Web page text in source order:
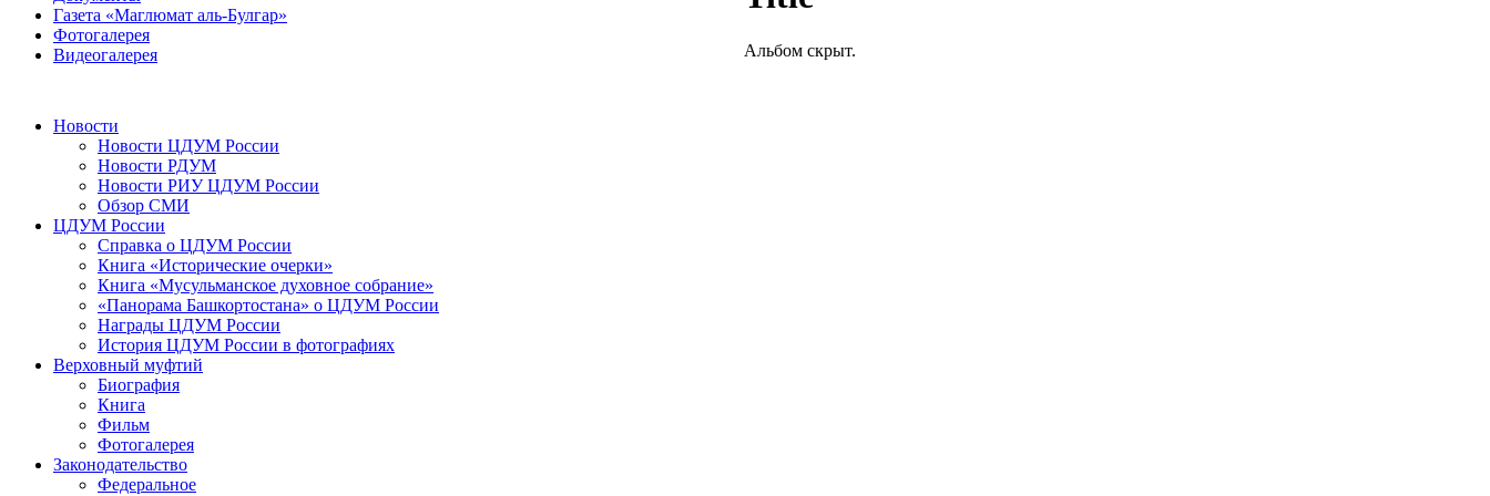
Газета «Маглюмат аль-Булгар»
Фотогалерея
Видеогалерея
Альбом скрыт.
Новости
Новости ЦДУМ России
Новости РДУМ
Новости РИУ ЦДУМ России
Обзор СМИ
ЦДУМ России
Справка о ЦДУМ России
Книга «Исторические очерки»
Книга «Мусульманское духовное собрание»
«Панорама Башкортостана» о ЦДУМ России
Награды ЦДУМ России
История ЦДУМ России в фотографиях
Верховный муфтий
Биография
Книга
Фильм
Фотогалерея
Законодательство
Федеральное